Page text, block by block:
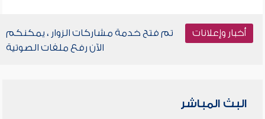
أخبار وإعلانات
تم فتح خدمة مشاركات الزوار ، يمكنكم
الآن رفع ملفات الصوتية
البث المباشر